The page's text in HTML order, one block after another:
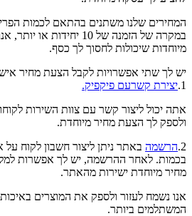
המחירים שלנו משתנים בהתאם לכמות
במקרה של הזמנה של 10
מיוחדות שיכולות לחסוך לך כסף.
יש לך שתי אפשרויות לקבל הצעת מחיר
1. יצירת קשרעם פיקפיק.
אתה יכול ליצור קשר עם צוות השירות
ולספק לך הצעת מחיר מיוחדת.
2. הרשמה באתר ניתן ליצור חשבון לקוח על
בכמות. לאחר ההרשמה, יש לך אפשרות
מחיר מיוחדת ישירות מהאתר.
אנו נשמח לעזור ולספק את המוצרים
המשתלמים ביותר.